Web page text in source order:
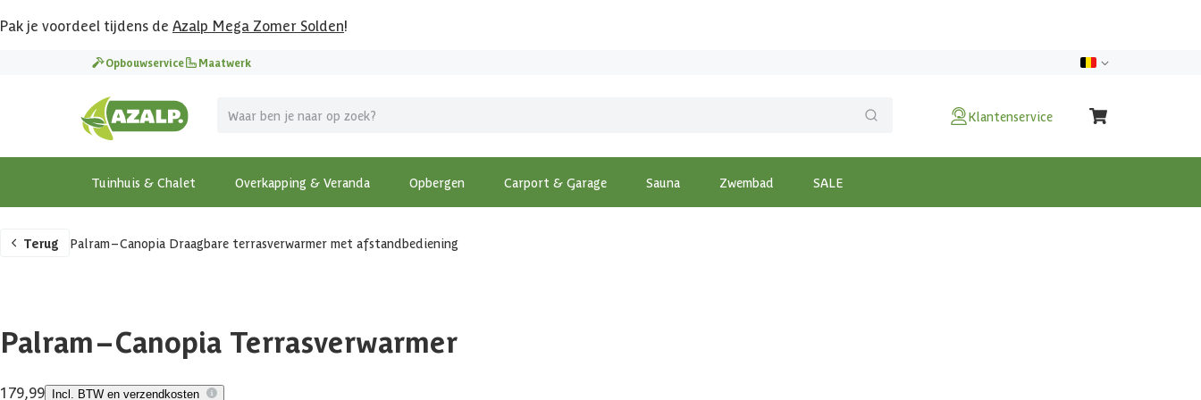
Pak je voordeel tijdens de Azalp Mega Zomer Solden!
Opbouwservice Maatwerk
Klantenservice
Tuinhuis & Chalet Overkapping & Veranda Opbergen Carport & Garage Sauna Zwembad SALE
Terug Palram – Canopia Draagbare terrasverwarmer met afstandbediening
Palram – Canopia Terrasverwarmer
179,99 Incl. BTW en verzendkosten